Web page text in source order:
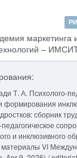
маркетинга
–
Т. А. Психолого-
формирования
сборник
и инклюзивного
VI